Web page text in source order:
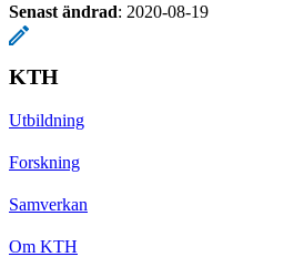
Senast ändrad: 2020-08-19
KTH
Utbildning
Forskning
Samverkan
Om KTH